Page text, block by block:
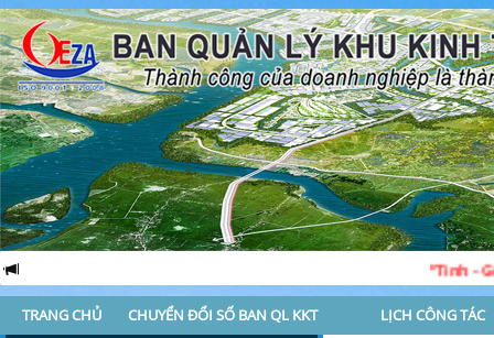
“Tinh - Gọn -
TRANG CHỦ CHUYỂN ĐỔI SỐ BAN QL KKT LỊCH CÔNG TÁC